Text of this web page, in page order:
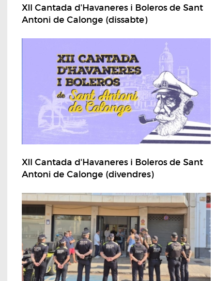
XII Cantada d'Havaneres i Boleros de Sant
Antoni de Calonge (dissabte)
XII Cantada d'Havaneres i Boleros de Sant
Antoni de Calonge (divendres)